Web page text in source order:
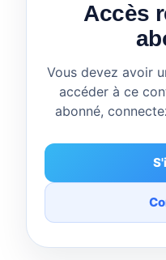
Accès
Vous devez avoir
accéder à ce
abonné,